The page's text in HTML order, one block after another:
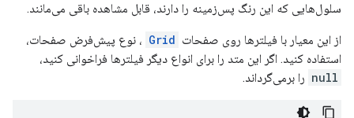
سلول‌هایی که این رنگ پس‌زمینه را دارند، قابل مشاهده باقی می‌مانند.
از این معیار با فیلترها روی صفحات Grid ، نوع پیش‌فرض صفحات،
استفاده کنید. اگر این متد را برای انواع دیگر فیلترها فراخوانی کنید،
null را برمی‌گرداند.